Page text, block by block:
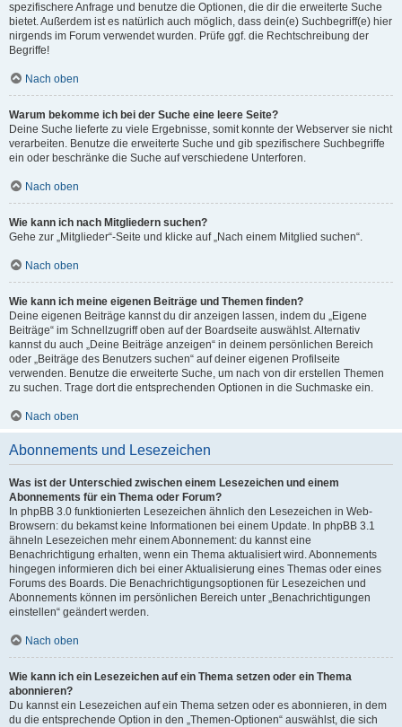
spezifischere Anfrage und benutze die Optionen, die dir die erweiterte Suche
bietet. Außerdem ist es natürlich auch möglich, dass dein(e) Suchbegriff(e) hier
nirgends im Forum verwendet wurden. Prüfe ggf. die Rechtschreibung der
Begriffe!
Nach oben
Warum bekomme ich bei der Suche eine leere Seite?
Deine Suche lieferte zu viele Ergebnisse, somit konnte der Webserver sie nicht
verarbeiten. Benutze die erweiterte Suche und gib spezifischere Suchbegriffe
ein oder beschränke die Suche auf verschiedene Unterforen.
Nach oben
Wie kann ich nach Mitgliedern suchen?
Gehe zur „Mitglieder“-Seite und klicke auf „Nach einem Mitglied suchen“.
Nach oben
Wie kann ich meine eigenen Beiträge und Themen finden?
Deine eigenen Beiträge kannst du dir anzeigen lassen, indem du „Eigene
Beiträge“ im Schnellzugriff oben auf der Boardseite auswählst. Alternativ
kannst du auch „Deine Beiträge anzeigen“ in deinem persönlichen Bereich
oder „Beiträge des Benutzers suchen“ auf deiner eigenen Profilseite
verwenden. Benutze die erweiterte Suche, um nach von dir erstellen Themen
zu suchen. Trage dort die entsprechenden Optionen in die Suchmaske ein.
Nach oben
Abonnements und Lesezeichen
Was ist der Unterschied zwischen einem Lesezeichen und einem
Abonnements für ein Thema oder Forum?
In phpBB 3.0 funktionierten Lesezeichen ähnlich den Lesezeichen in Web-
Browsern: du bekamst keine Informationen bei einem Update. In phpBB 3.1
ähneln Lesezeichen mehr einem Abonnement: du kannst eine
Benachrichtigung erhalten, wenn ein Thema aktualisiert wird. Abonnements
hingegen informieren dich bei einer Aktualisierung eines Themas oder eines
Forums des Boards. Die Benachrichtigungsoptionen für Lesezeichen und
Abonnements können im persönlichen Bereich unter „Benachrichtigungen
einstellen“ geändert werden.
Nach oben
Wie kann ich ein Lesezeichen auf ein Thema setzen oder ein Thema
abonnieren?
Du kannst ein Lesezeichen auf ein Thema setzen oder es abonnieren, in dem
du die entsprechende Option in den „Themen-Optionen“ auswählst, die sich